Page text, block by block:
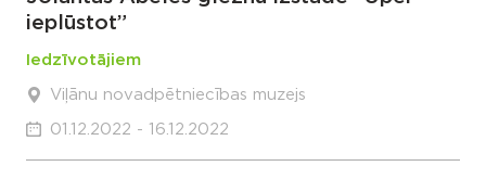
ieplūstot”
Iedzīvotājiem
Viļānu novadpētniecības muzejs
01.12.2022 - 16.12.2022